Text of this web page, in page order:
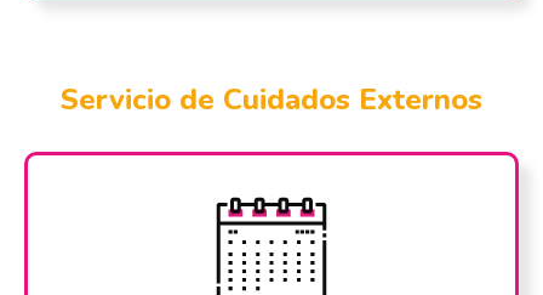
Servicio de Cuidados Externos